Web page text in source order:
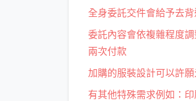
全身委託交件會給予去
委託內容會依複雜程度
兩次付款
加購的服裝設計可以許
有其他特殊需求例如：